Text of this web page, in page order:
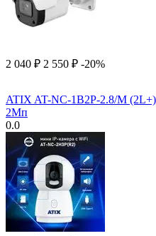
2 040 ₽ 2 550 ₽ -20%
ATIX AT-NC-1B2P-2.8/M
2Мп
0.0